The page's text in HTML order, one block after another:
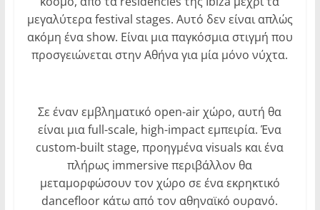
μεγαλύτερα festival stages. Αυτό δεν είναι απλώς
ακόμη ένα show. Είναι μια παγκόσμια στιγμή που
προσγειώνεται στην Αθήνα για μία μόνο νύχτα.
Σε έναν εμβληματικό open-air χώρο, αυτή θα
είναι μια full-scale, high-impact εμπειρία. Ένα
custom-built stage, προηγμένα visuals και ένα
πλήρως immersive περιβάλλον θα
μεταμορφώσουν τον χώρο σε ένα εκρηκτικό
dancefloor κάτω από τον αθηναϊκό ουρανό.